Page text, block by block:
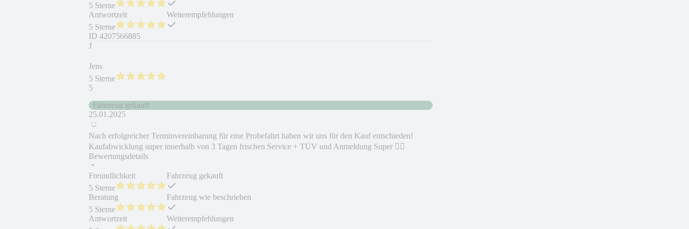
5 Sterne
Antwortzeit
5 Sterne
Weiterempfehlungen
ID 4207566885
J
Jens
5 Sterne
5
Fahrzeug gekauft
25.01.2025
Nach erfolgreicher Terminvereinbarung für eine Probefahrt haben wir uns für den Kauf entschieden!
Kaufabwicklung super innerhalb von 3 Tagen frischen Service + TÜV und Anmeldung Super 👍🏻
Bewertungsdetails
Freundlichkeit
5 Sterne
Beratung
5 Sterne
Antwortzeit
Fahrzeug gekauft
Fahrzeug wie beschrieben
Weiterempfehlungen